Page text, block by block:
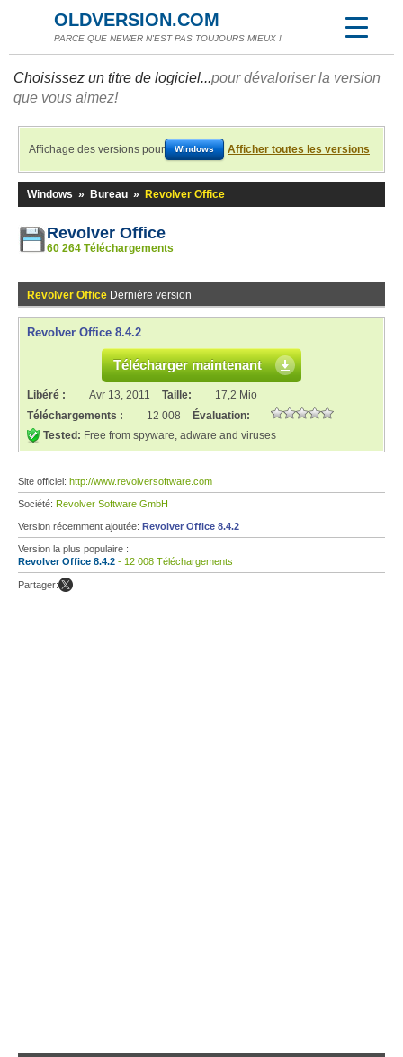
OLDVERSION.COM
PARCE QUE NEWER N'EST PAS TOUJOURS MIEUX !
Choisissez un titre de logiciel...pour dévaloriser la version
que vous aimez!
Affichage des versions pour Windows Afficher toutes les versions
Windows » Bureau » Revolver Office
Revolver Office
60 264 Téléchargements
Revolver Office Dernière version
Revolver Office 8.4.2
Télécharger maintenant
Libéré : Avr 13, 2011 Taille:
17,2 Mio
Téléchargements :
12 008
Évaluation:
Tested: Free from spyware, adware and viruses
Site officiel: http://www.revolversoftware.com
Société: Revolver Software GmbH
Version récemment ajoutée: Revolver Office 8.4.2
Version la plus populaire :
Revolver Office 8.4.2 - 12 008 Téléchargements
Partager: